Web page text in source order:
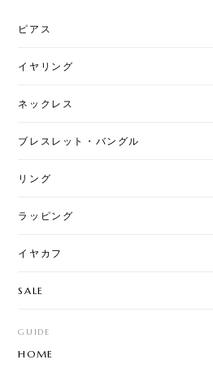
ピアス
イヤリング
ネックレス
ブレスレット・バングル
リング
ラッピング
イヤカフ
SALE
GUIDE
HOME